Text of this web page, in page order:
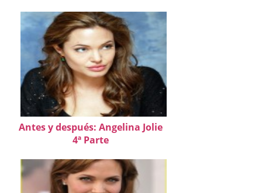
Antes y después: Angelina Jolie
4ª Parte